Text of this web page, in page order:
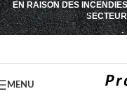
Passer à la navigation
Passer au contenu principal
EN RAISON DES
MENU